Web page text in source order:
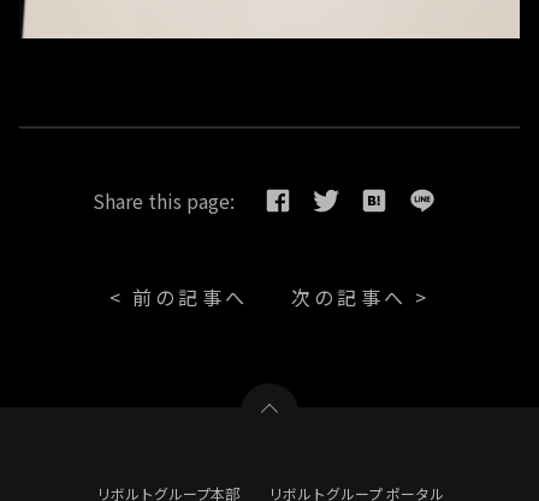
Share this page:
< 前の記事へ 次の記事へ >
リボルトグループ本部 リボルトグループ ポータル